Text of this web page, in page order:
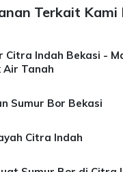
Terkait Kami
Citra Indah Bekasi -
Air Tanah
Sumur Bor Bekasi
Citra Indah